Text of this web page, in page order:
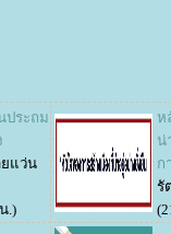
ประถม
แว่น
.)
ห
น่
ก
รั